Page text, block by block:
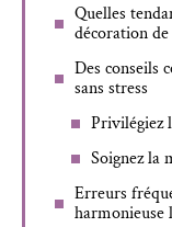
Quelles
décoration
Des conseils
sans stress
Privilégiez
Soignez la
Erreurs
harmonieuse